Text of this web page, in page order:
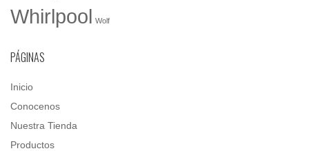
Whirlpool Wolf
PÁGINAS
Inicio
Conocenos
Nuestra Tienda
Productos